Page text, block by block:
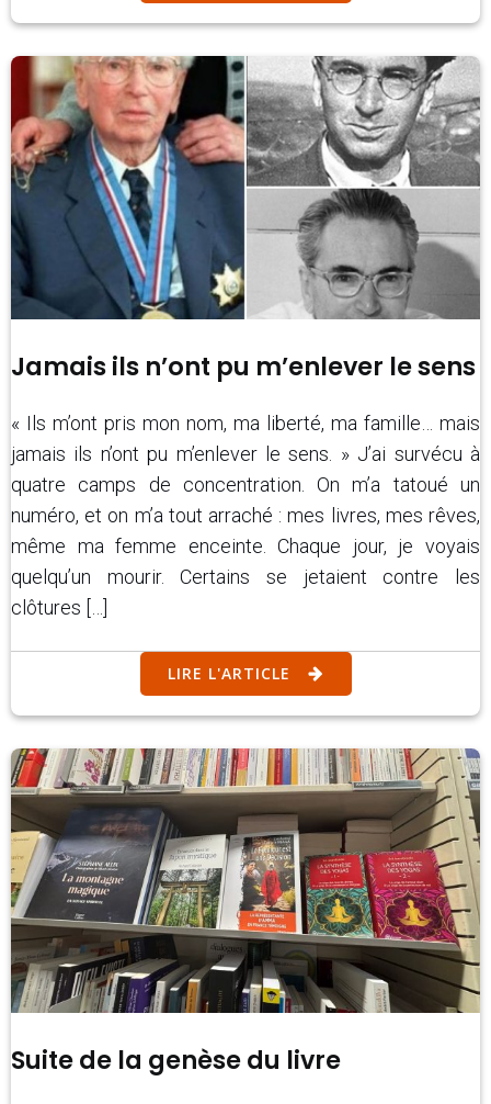
Jamais ils n’ont pu m’enlever le sens
« Ils m’ont pris mon nom, ma liberté, ma famille… mais
jamais ils n’ont pu m’enlever le sens. » J’ai survécu à
quatre camps de concentration. On m’a tatoué un
numéro, et on m’a tout arraché : mes livres, mes rêves,
même ma femme enceinte. Chaque jour, je voyais
quelqu’un mourir. Certains se jetaient contre les
clôtures […]
LIRE L'ARTICLE
Suite de la genèse du livre